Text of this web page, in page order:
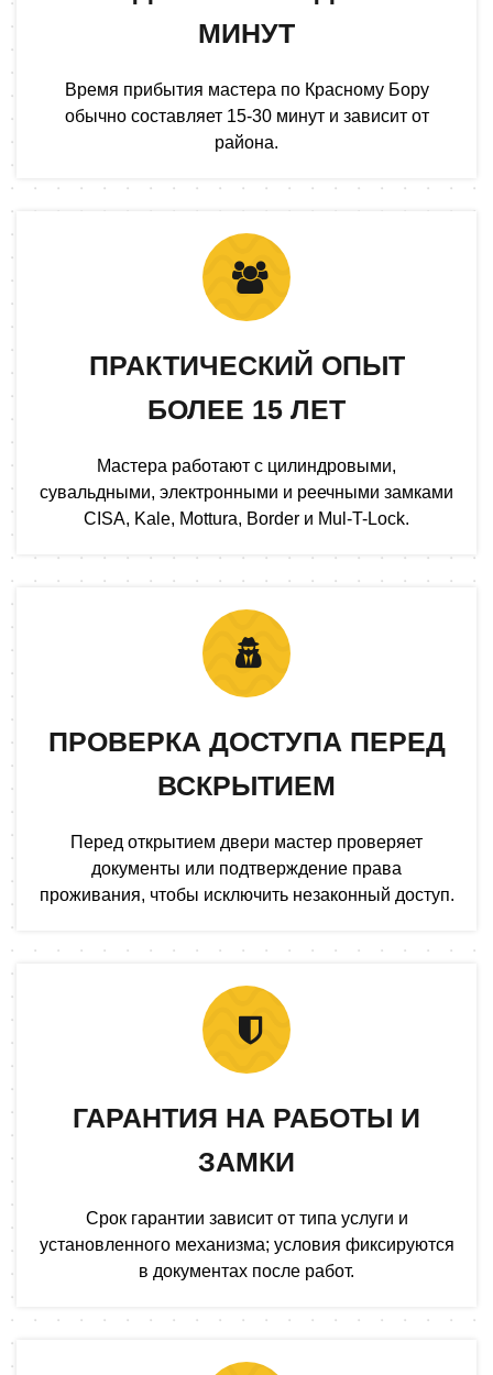
МИНУТ
Время прибытия мастера по Красному Бору
обычно составляет 15-30 минут и зависит от
района.
ПРАКТИЧЕСКИЙ ОПЫТ
БОЛЕЕ 15 ЛЕТ
Мастера работают с цилиндровыми,
сувальдными, электронными и реечными замками
CISA, Kale, Mottura, Border и Mul-T-Lock.
ПРОВЕРКА ДОСТУПА ПЕРЕД
ВСКРЫТИЕМ
Перед открытием двери мастер проверяет
документы или подтверждение права
проживания, чтобы исключить незаконный доступ.
ГАРАНТИЯ НА РАБОТЫ И
ЗАМКИ
Срок гарантии зависит от типа услуги и
установленного механизма; условия фиксируются
в документах после работ.